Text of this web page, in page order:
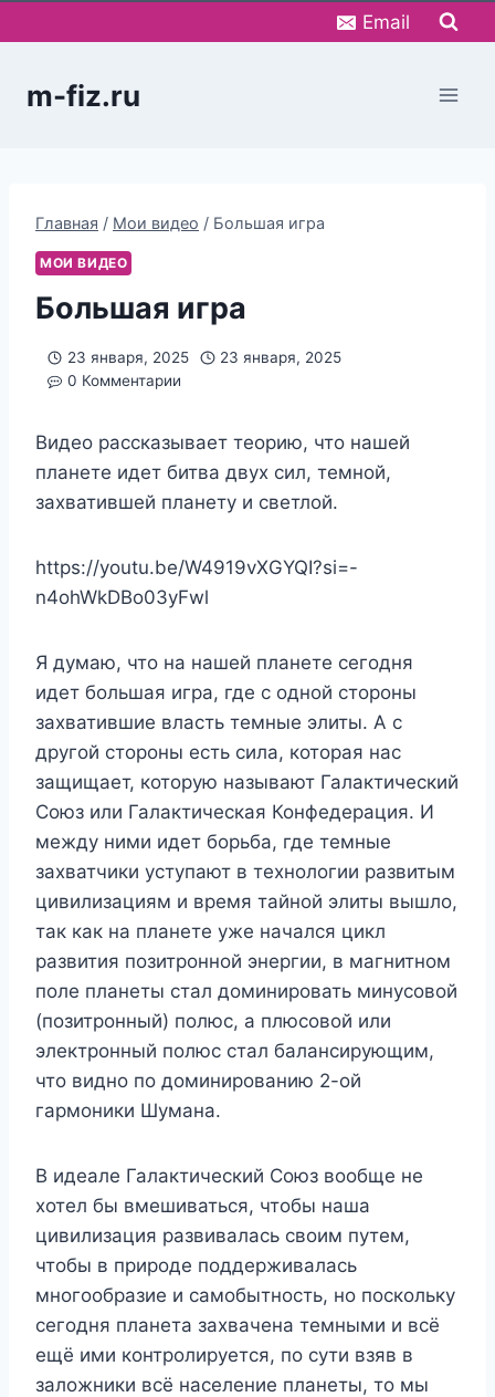
к
Email
m-fiz.ru
Главная / Мои видео / Большая игра
МОИ ВИДЕО
Большая игра
23 января, 2025
23 января, 2025
0 Комментарии
Видео рассказывает теорию, что нашей
планете идет битва двух сил, темной,
захватившей планету и светлой.
https://youtu.be/W4919vXGYQI?si=-
n4ohWkDBo03yFwl
Я думаю, что на нашей планете сегодня
идет большая игра, где с одной стороны
захватившие власть темные элиты. А с
другой стороны есть сила, которая нас
защищает, которую называют Галактический
Союз или Галактическая Конфедерация. И
между ними идет борьба, где темные
захватчики уступают в технологии развитым
цивилизациям и время тайной элиты вышло,
так как на планете уже начался цикл
развития позитронной энергии, в магнитном
поле планеты стал доминировать минусовой
(позитронный) полюс, а плюсовой или
электронный полюс стал балансирующим,
что видно по доминированию 2-ой
гармоники Шумана.
В идеале Галактический Союз вообще не
хотел бы вмешиваться, чтобы наша
цивилизация развивалась своим путем,
чтобы в природе поддерживалась
многообразие и самобытность, но поскольку
сегодня планета захвачена темными и всё
ещё ими контролируется, по сути взяв в
заложники всё население планеты, то мы